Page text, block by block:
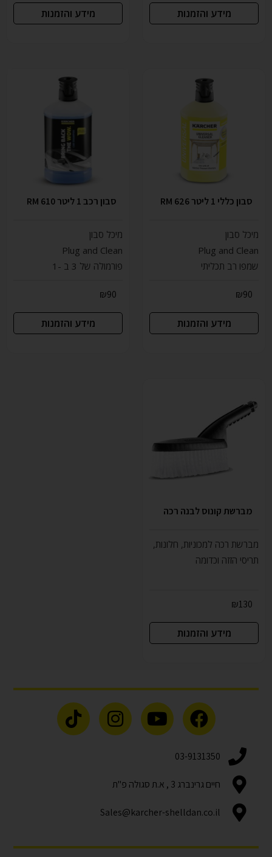
מידע והזמנות מידע והזמנות
סבון כללי 1 ליטר RM 626
מיכל סבון
Plug and Clean
שמפו רב תכליתי
₪90
מידע והזמנות
סבון רכב 1 ליטר RM 610
מיכל סבון
Plug and Clean
פורמולה של 3 ב -1
₪90
מידע והזמנות
מברשת קונוס לבנה רכה
מברשת רכה למכוניות, חלונות,
תריסי הזזה וכדומה
₪130
מידע והזמנות
03-9131350
חיים גרינברג 3 , א.ת סגולה פ"ת
Sales@karcher-shelldan.co.il